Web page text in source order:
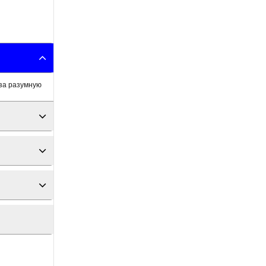
разумную